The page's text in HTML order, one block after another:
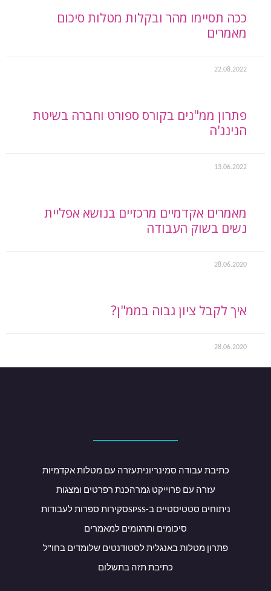
ככה תסיימו מהר ובקלות מטלות סיכום
מאמרים
22.08.2022
פתרון ממ"נים בקורס ספורט וחברה בשיטת
הנינג'ה
13.06.2022
מאמרים אקדמיים מרכזיים בנושא אפליית
נשים בשוק העבודה
28.06.2020
איך לקבל ציון גבוה בממ"ן?
28.06.2020
כתיבת עבודה סמינריוניתעזרה עם מטלות אקדמיות
עזרה עם פרוייקט גמרהכנת רפרטים ומצגות
ניתוחים סטטיסטיים ב-SPSS סקירות ספרות לעבודות
סיכומים ותרגומים למאמרים
פתרון מטלות באנגלית לסטודנטים שלומדים בחו"ל
כתיבת תזה בתשלום